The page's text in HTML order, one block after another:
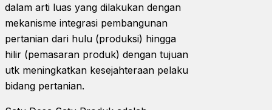
dalam arti luas yang dilakukan dengan
mekanisme integrasi pembangunan
pertanian dari hulu (produksi) hingga
hilir (pemasaran produk) dengan tujuan
utk meningkatkan kesejahteraan pelaku
bidang pertanian.